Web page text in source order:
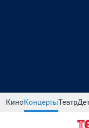
КиноКонцертыТеатр